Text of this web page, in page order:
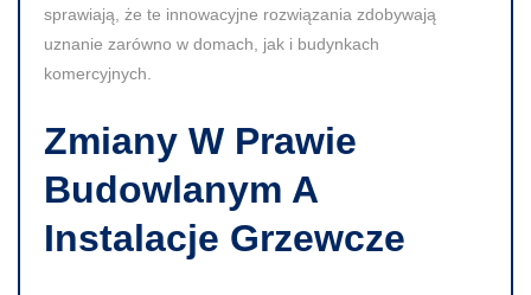
sprawiają, że te innowacyjne rozwiązania zdobywają
uznanie zarówno w domach, jak i budynkach
komercyjnych.
Zmiany W Prawie
Budowlanym A
Instalacje Grzewcze